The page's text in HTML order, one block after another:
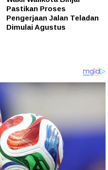
Pastikan Proses
Pengerjaan Jalan Teladan
Dimulai Agustus